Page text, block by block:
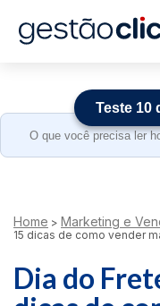
Search
Home > Marketing e
15 dicas de como vender
Dia do
Teste 10